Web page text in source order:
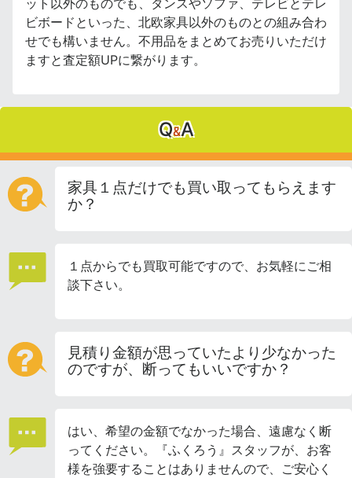
ット以外のものでも、タンスやソファ、テレビとテレ
ビボードといった、北欧家具以外のものとの組み合わ
せでも構いません。不用品をまとめてお売りいただけ
ますと査定額UPに繋がります。
Q&A
家具１点だけでも買い取ってもらえます
か？
１点からでも買取可能ですので、お気軽にご相
談下さい。
見積り金額が思っていたより少なかった
のですが、断ってもいいですか？
はい、希望の金額でなかった場合、遠慮なく断
ってください。『ふくろう』スタッフが、お客
様を強要することはありませんので、ご安心く